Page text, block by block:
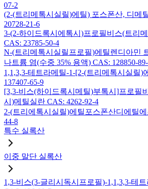
07-2
(2-(트리메톡시실릴)에틸) 포스폰산, 디메
20728-21-6
3-(2-하이드록시에톡시)프로필비스(트리
CAS: 23785-50-4
N-(트리메톡시실릴프로필)에틸렌디아민
나트륨 염(수중 35% 용액) CAS: 128850-
1,1,3,3-테트라메틸-1-[2-(트리메톡시실릴)
137407-65-9
[3,3-비스(하이드록시메틸)부톡시]프로필
시)메틸실란 CAS: 4262-92-4
2-(트리에톡시실릴)에틸포스폰산디에틸
44-8
특수 실록산
이중 말단 실록산
1,3-비스(3-글리시독시프로필)-1,1,3,3-테